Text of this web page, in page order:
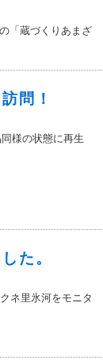
「蔵づくりあまざ
問！
様の状態に再生
た。
ネ里氷河をモニタ